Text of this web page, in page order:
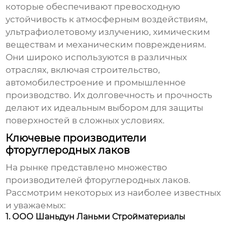
которые обеспечивают превосходную
устойчивость к атмосферным воздействиям,
ультрафиолетовому излучению, химическим
веществам и механическим повреждениям.
Они широко используются в различных
отраслях, включая строительство,
автомобилестроение и промышленное
производство. Их долговечность и прочность
делают их идеальным выбором для защиты
поверхностей в сложных условиях.
Ключевые производители
фторуглеродных лаков
На рынке представлено множество
производителей фторуглеродных лаков.
Рассмотрим некоторых из наиболее известных
и уважаемых:
1. ООО Шаньдун Ланьми Стройматериалы